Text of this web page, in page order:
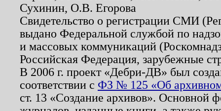
Сухинин, О.В. Егорова
Свидетельство о регистрации СМИ
выдано Федеральной службой по
и массовых коммуникаций
Российская Федерация, зарубежные
В 2006 г. проект «Дебри-ДВ» был
соответствии с ФЗ № 125 «Об
ст. 13 «Создание архивов». Основной